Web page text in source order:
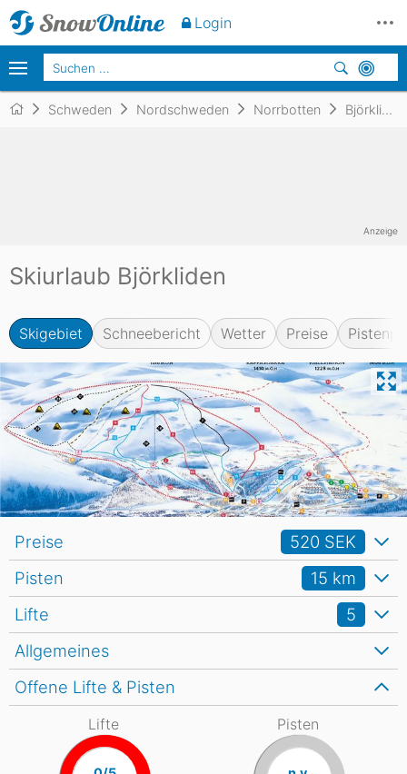
Schweden Nordschweden Norrbotten Björkliden
Skiurlaub Björkliden
Skigebiet Schneebericht Wetter Preise
Anzeige
Allgemeines
Lifte 5
Pisten 15 km
Offene Lifte & Pisten
Lifte Pisten
Preise 520 SEK
Login